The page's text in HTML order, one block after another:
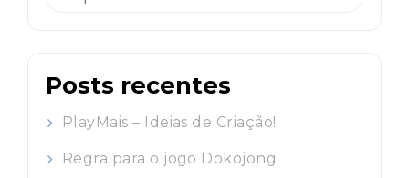
Posts recentes
PlayMais – Ideias de Criação!
Regra para o jogo Dokojong